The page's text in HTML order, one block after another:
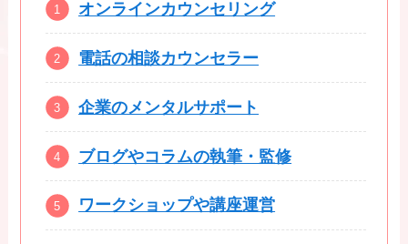
オンラインカウンセリング
電話の相談カウンセラー
企業のメンタルサポート
ブログやコラムの執筆・監修
ワークショップや講座運営